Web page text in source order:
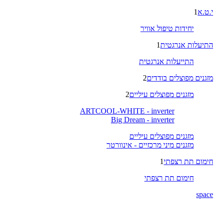
י.ט.א 1
יחידות טיפול אוויר
התיעלות אנרגטית1
התייעלות אנרגטית
מזגנים מפוצלים בודדים2
מזגנים מפוצלים עיליים2
ARTCOOL-WHITE - inverter
Big Dream - inverter
מזגנים מפוצלים עיליים
מזגנים מיני מרכזיים - אינוורטר
חימום תת רצפתי1
חימום תת רצפתי
space